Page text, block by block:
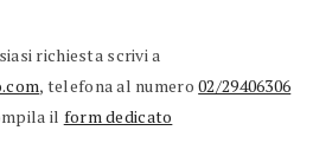
richiesta scrivi a
, telefona al numero02/29406306
il form dedicato